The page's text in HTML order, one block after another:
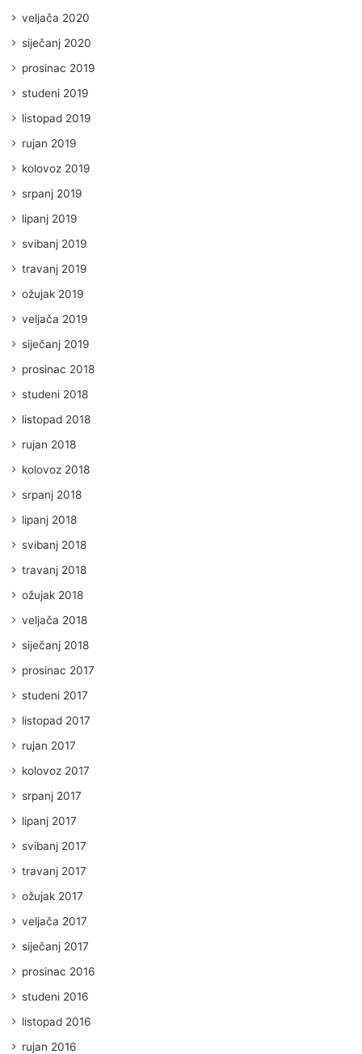
veljača 2020
siječanj 2020
prosinac 2019
studeni 2019
listopad 2019
rujan 2019
kolovoz 2019
srpanj 2019
lipanj 2019
svibanj 2019
travanj 2019
ožujak 2019
veljača 2019
siječanj 2019
prosinac 2018
studeni 2018
listopad 2018
rujan 2018
kolovoz 2018
srpanj 2018
lipanj 2018
svibanj 2018
travanj 2018
ožujak 2018
veljača 2018
siječanj 2018
prosinac 2017
studeni 2017
listopad 2017
rujan 2017
kolovoz 2017
srpanj 2017
lipanj 2017
svibanj 2017
travanj 2017
ožujak 2017
veljača 2017
siječanj 2017
prosinac 2016
studeni 2016
listopad 2016
rujan 2016